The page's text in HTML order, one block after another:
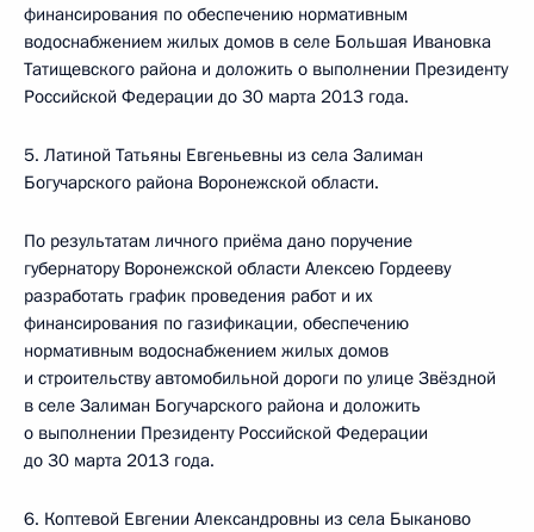
финансирования по обеспечению нормативным
водоснабжением жилых домов в селе Большая Ивановка
Татищевского района и доложить о выполнении Президенту
Российской Федерации до 30 марта 2013 года.
5. Латиной Татьяны Евгеньевны из села Залиман
Богучарского района Воронежской области.
По результатам личного приёма дано поручение
губернатору Воронежской области Алексею Гордееву
разработать график проведения работ и их
финансирования по газификации, обеспечению
нормативным водоснабжением жилых домов
и строительству автомобильной дороги по улице Звёздной
в селе Залиман Богучарского района и доложить
о выполнении Президенту Российской Федерации
до 30 марта 2013 года.
6. Коптевой Евгении Александровны из села Быканово